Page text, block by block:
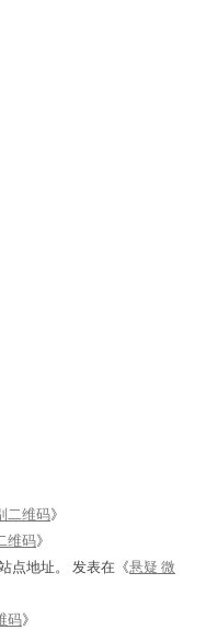
二维码》
维码》
地址。
发表在《悬疑 微
码》